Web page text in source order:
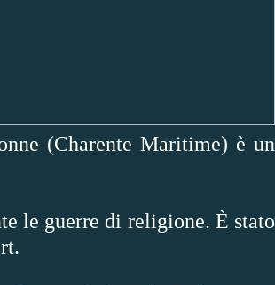
(Charente Maritime) è un
le guerre di religione. È stato